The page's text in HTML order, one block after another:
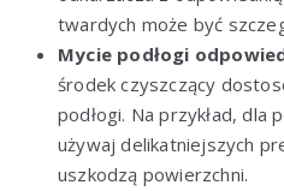
twardych może być
Mycie podłogi
środek czyszczący
podłogi. Na przykład, dla
używaj delikatniejszych
uszkodzą powierzchni.